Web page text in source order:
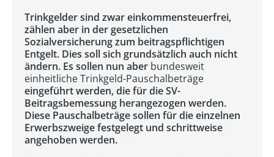
Trinkgelder sind zwar einkommensteuerfrei,
zählen aber in der gesetzlichen
Sozialversicherung zum beitragspflichtigen
Entgelt. Dies soll sich grundsätzlich auch nicht
ändern. Es sollen nun aber bundesweit
einheitliche Trinkgeld-Pauschalbeträge
eingeführt werden, die für die SV-
Beitragsbemessung herangezogen werden.
Diese Pauschalbeträge sollen für die einzelnen
Erwerbszweige festgelegt und schrittweise
angehoben werden.